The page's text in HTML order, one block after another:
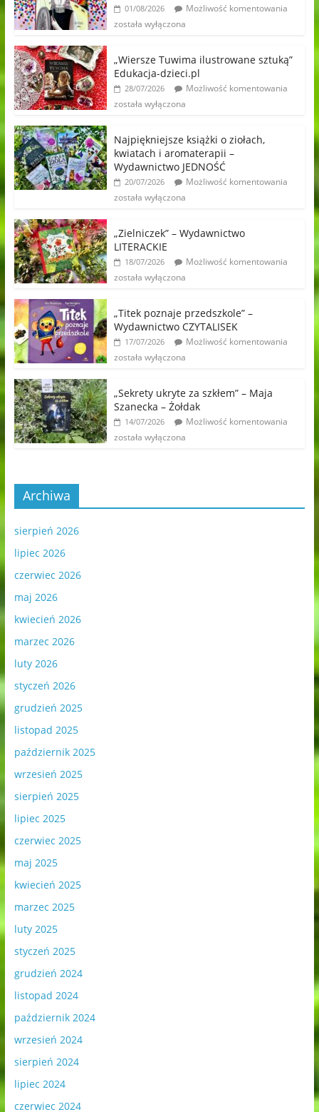
01/08/2026
Możliwość komentowania
została wyłączona
„Wiersze Tuwima ilustrowane sztuką”
Edukacja-dzieci.pl
28/07/2026
Możliwość komentowania
została wyłączona
Najpiękniejsze książki o ziołach,
kwiatach i aromaterapii –
Wydawnictwo JEDNOŚĆ
20/07/2026
Możliwość komentowania
została wyłączona
„Zielniczek” – Wydawnictwo
LITERACKIE
18/07/2026
Możliwość komentowania
została wyłączona
„Titek poznaje przedszkole” –
Wydawnictwo CZYTALISEK
17/07/2026
Możliwość komentowania
została wyłączona
„Sekrety ukryte za szkłem” – Maja
Szanecka – Żołdak
14/07/2026
Możliwość komentowania
została wyłączona
Archiwa
sierpień 2026
lipiec 2026
czerwiec 2026
maj 2026
kwiecień 2026
marzec 2026
luty 2026
styczeń 2026
grudzień 2025
listopad 2025
październik 2025
wrzesień 2025
sierpień 2025
lipiec 2025
czerwiec 2025
maj 2025
kwiecień 2025
marzec 2025
luty 2025
styczeń 2025
grudzień 2024
listopad 2024
październik 2024
wrzesień 2024
sierpień 2024
lipiec 2024
czerwiec 2024